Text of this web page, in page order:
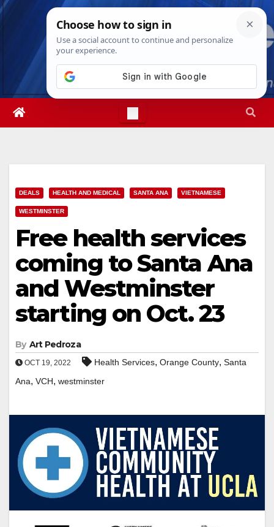
Skip
Sat. Aug 8th, 20265:24:08 AM
DEALS HEALTH AND MEDICAL SANTA ANA VIETNAMESE
WESTMINSTER
Free health services
coming to Santa Ana
and Westminster
starting on Oct. 23
By Art Pedroza
OCT 19, 2022 Health Services, Orange County, Santa
Ana, VCH, westminster